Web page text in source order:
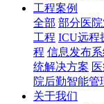
工程案例
全部 部分医
工程 ICU远程
程 信息发布
统解决方案
院后勤智能管
关于我们